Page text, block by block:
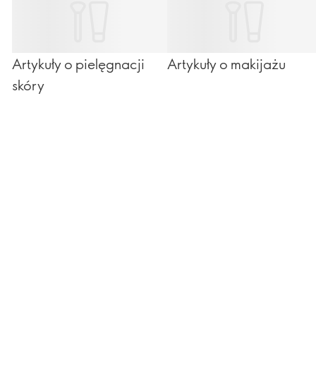
Artykuły o pielęgnacji
skóry
Artykuły o makijażu